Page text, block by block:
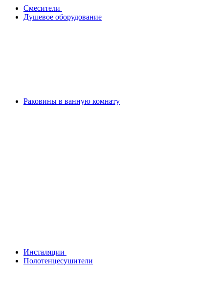
Смесители
Душевое оборудование
Раковины в ванную комнату
Инсталяции
Полотенцесушители